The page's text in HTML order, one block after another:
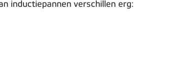
inductiepannen verschillen erg: